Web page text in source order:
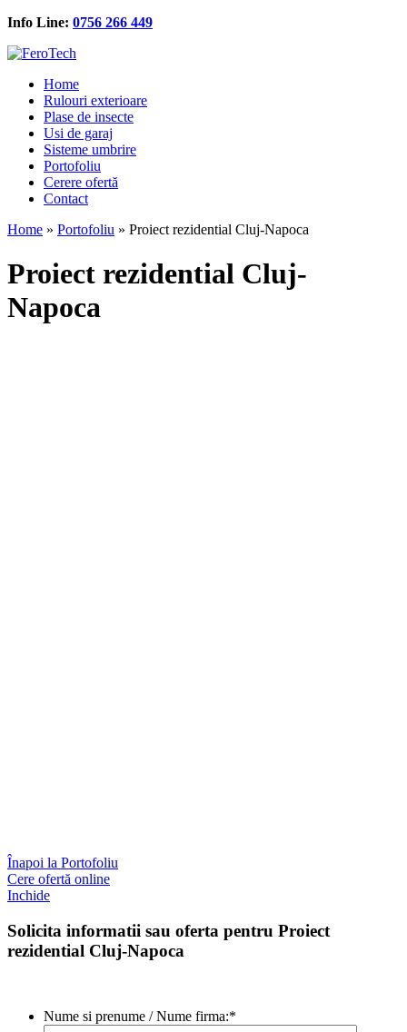
Info Line: 0756 266 449
Home
Rulouri exterioare
Plase de insecte
Usi de garaj
Sisteme umbrire
Portofoliu
Cerere ofertă
Contact
Home » Portofoliu » Proiect rezidential Cluj-Napoca
Proiect rezidential Cluj-
Napoca
Înapoi la Portofoliu
Cere ofertă online
Inchide
Solicita informatii sau oferta pentru Proiect
rezidential Cluj-Napoca
Nume si prenume / Nume firma:*